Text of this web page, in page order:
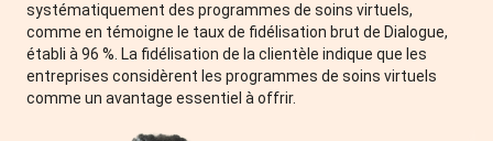
systématiquement des programmes de soins virtuels,
comme en témoigne le taux de fidélisation brut de Dialogue,
établi à 96 %. La fidélisation de la clientèle indique que les
entreprises considèrent les programmes de soins virtuels
comme un avantage essentiel à offrir.